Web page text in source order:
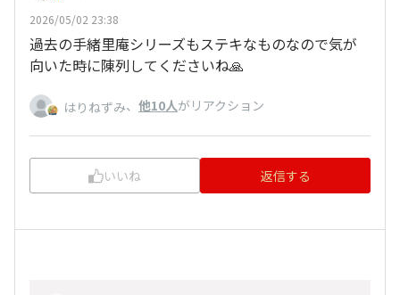
2026/05/02 23:38
過去の手緒里庵シリーズもステキなものなので気が
向いた時に陳列してくださいね🙏
はりねずみ、 他10人がリアクション
いいね 返信する